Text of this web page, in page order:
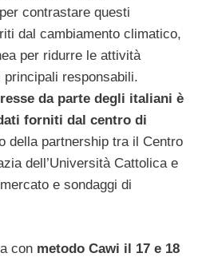
contrastare questi
dal cambiamento climatico,
per ridurre le attività
principali responsabili.
da parte degli italiani è
forniti dal centro di
della partnership tra il Centro
dell’Università Cattolica e
e sondaggi di
con metodo Cawi il 17 e 18